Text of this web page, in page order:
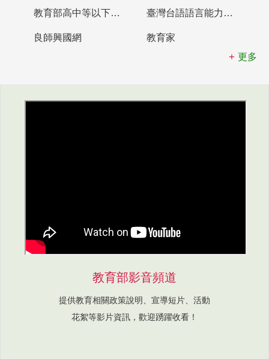
教育部高中等以下學校及幼兒園教師資格檢定考試 臺灣台語語言能力認證網站
良師興國網
教育家
更多
教育部影音頻道
提供教育相關政策說明、宣導短片、活動
花絮等影片資訊，歡迎踴躍收看！